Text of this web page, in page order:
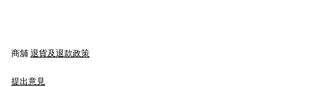
商舖 退貨及退款政策
提出意見